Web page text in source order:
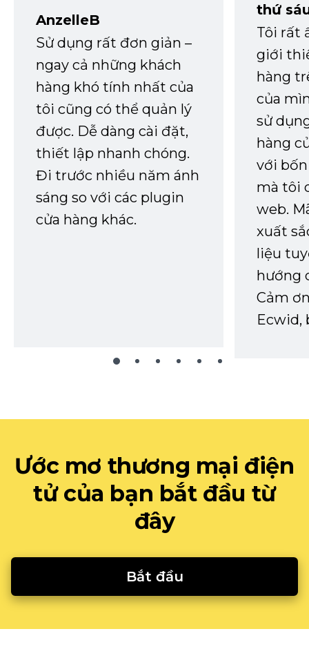
AnzelleB
Sử dụng rất đơn giản –
ngay cả những khách
hàng khó tính nhất của
tôi cũng có thể quản lý
được. Dễ dàng cài đặt,
thiết lập nhanh chóng.
Đi trước nhiều năm ánh
sáng so với các plugin
cửa hàng khác.
thứ
Tôi rất
giới
hàng
của
sử
hàng
với
mà tôi
web.
xuất
liệu
hướng
Cảm
Ecwid,
Ước mơ thương mại điện
tử của bạn bắt đầu từ
đây
Bắt đầu